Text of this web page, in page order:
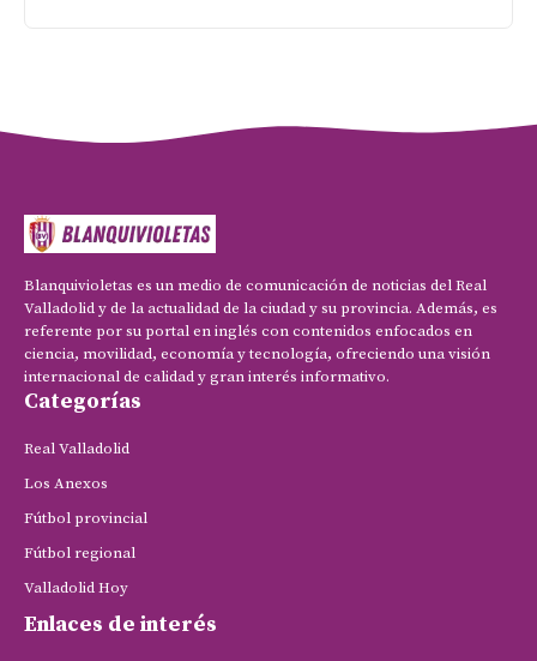
Blanquivioletas es un medio de comunicación de noticias del Real
Valladolid y de la actualidad de la ciudad y su provincia. Además, es
referente por su portal en inglés con contenidos enfocados en
ciencia, movilidad, economía y tecnología, ofreciendo una visión
internacional de calidad y gran interés informativo.
Categorías
Real Valladolid
Los Anexos
Fútbol provincial
Fútbol regional
Valladolid Hoy
Enlaces de interés